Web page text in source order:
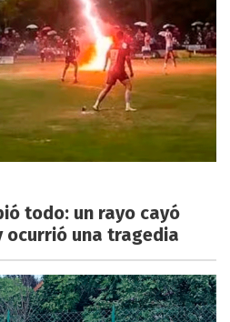
todo: un rayo cayó
ocurrió una tragedia